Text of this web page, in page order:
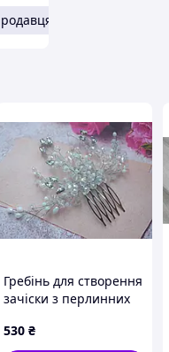
Гребінь для створення
зачіски з перлинних
530 ₴